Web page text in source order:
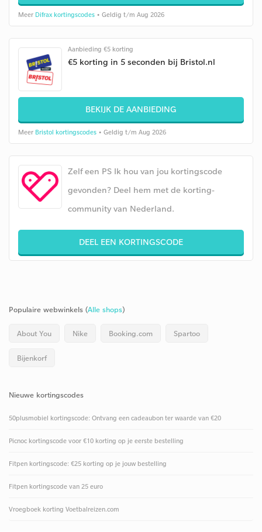
Meer Difrax kortingscodes • Geldig t/m Aug 2026
Aanbieding €5 korting
€5 korting in 5 seconden bij Bristol.nl
BEKIJK DE AANBIEDING
Meer Bristol kortingscodes • Geldig t/m Aug 2026
Zelf een PS Ik hou van jou kortingscode
gevonden? Deel hem met de korting-
community van Nederland.
DEEL EEN KORTINGSCODE
Populaire webwinkels (Alle shops)
About You Nike Booking.com Spartoo
Bijenkorf
Nieuwe kortingscodes
50plusmobiel kortingscode: Ontvang een cadeaubon ter waarde van €20
Picnoc kortingscode voor €10 korting op je eerste bestelling
Fitpen kortingscode: €25 korting op je jouw bestelling
Fitpen kortingscode van 25 euro
Vroegboek korting Voetbalreizen.com